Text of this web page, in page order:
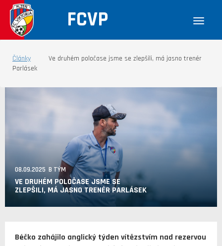
FCVP
Články
Ve druhém poločase jsme se zlepšili, má jasno trenér
Parlásek
08.09.2025 B TÝM
VE DRUHÉM POLOČASE JSME SE
ZLEPŠILI, MÁ JASNO TRENÉR PARLÁSEK
Béčko zahájilo anglický týden vítězstvím nad rezervou